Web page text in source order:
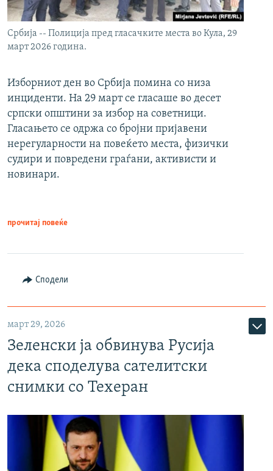
Србија -- Полиција пред гласачките места во Кула, 29
март 2026 година.
Изборниот ден во Србија помина со низа
инциденти. На 29 март се гласаше во десет
српски општини за избор на советници.
Гласањето се одржа со бројни пријавени
нерегуларности на повеќето места, физички
судири и повредени граѓани, активисти и
новинари.
прочитај повеќе
Сподели
март 29, 2026
Зеленски ја обвинува Русија
дека споделува сателитски
снимки со Техеран